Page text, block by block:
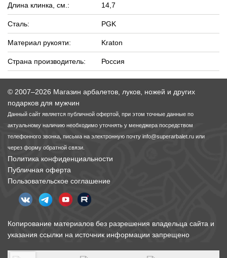
Длина клинка, см.: 14,7
Сталь: PGK
Материал рукояти: Kraton
Страна производитель: Россия
© 2007–2026 Магазин арбалетов, луков, ножей и других
подарков для мужчин
Данный сайт является публичной офертой, при этом точные данные по
актуальному наличию необходимо уточнять у менеджера посредством
телефонного звонка, письма на электронную почту info@superarbalet.ru или
через форму обратной связи.
Политика конфиденциальности
Публичная оферта
Пользовательское соглашение
Копирование материалов без разрешения владельца сайта и
указания ссылки на источник информации запрещено